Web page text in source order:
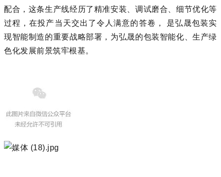
配合，这条生产线经历了精准安装、调试磨合、细节优化等
过程，在投产当天交出了令人满意的答卷， 是弘晟包装实
现智能制造的重要战略部署，为弘晟的包装智能化、生产绿
色化发展前景筑牢根基。